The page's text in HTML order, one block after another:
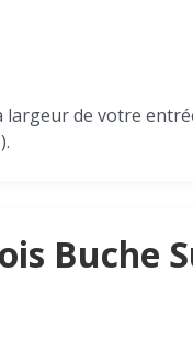
largeur de votre
Buche